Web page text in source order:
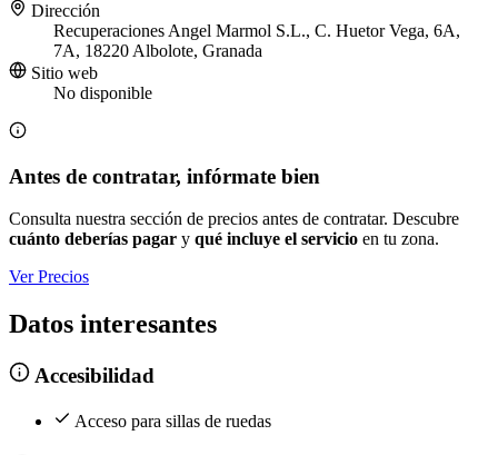
Dirección
Recuperaciones Angel Marmol S.L., C. Huetor Vega, 6A,
7A, 18220 Albolote, Granada
Sitio web
No disponible
Antes de contratar, infórmate bien
Consulta nuestra sección de precios antes de contratar. Descubre
cuánto deberías pagar y qué incluye el servicio en tu zona.
Ver Precios
Datos interesantes
Accesibilidad
Acceso para sillas de ruedas